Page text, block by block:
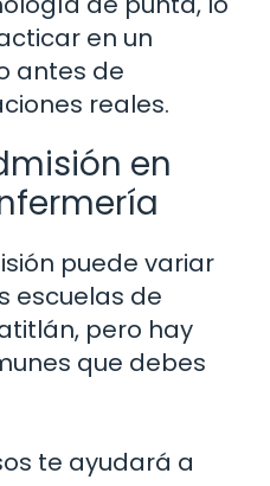
en un
antes de
reales.
en
puede variar
escuelas de
pero hay
que debes
te ayudará a